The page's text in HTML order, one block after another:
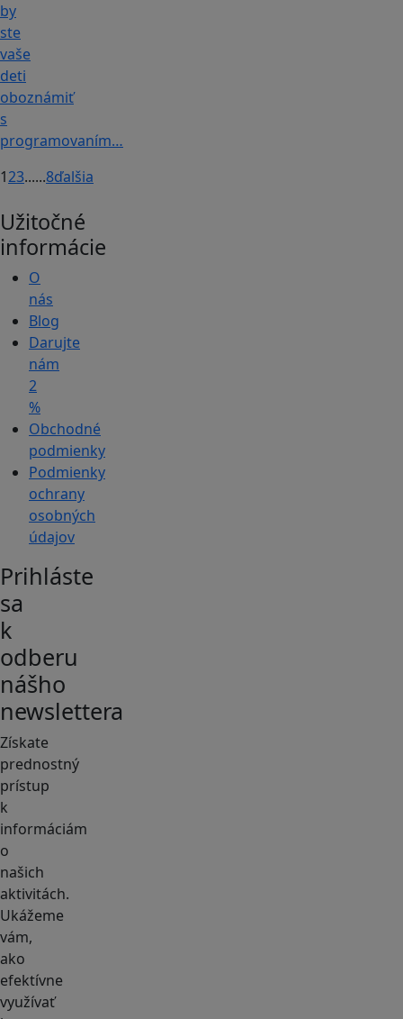
by
ste
vaše
deti
oboznámiť
s
programovaním…
123......8ďalšia
Užitočné
informácie
O
nás
Blog
Darujte
nám
2
%
Obchodné
podmienky
Podmienky
ochrany
osobných
údajov
Prihláste
sa
k
odberu
nášho
newslettera
Získate
prednostný
prístup
k
informáciám
o
našich
aktivitách.
Ukážeme
vám,
ako
efektívne
využívať